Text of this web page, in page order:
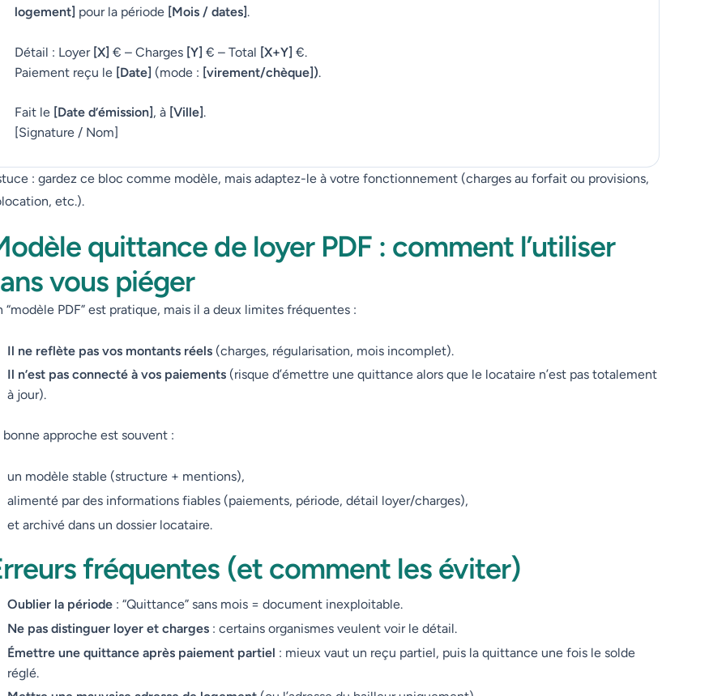
logement] pour la période [Mois / dates].
Détail : Loyer [X] € – Charges [Y] € – Total [X+Y] €.
Paiement reçu le [Date] (mode : [virement/chèque]).
Fait le [Date d’émission], à [Ville].
[Signature / Nom]
: gardez ce bloc comme modèle, mais adaptez-le à votre fonctionnement (charges au forfait ou provisions,
etc.).
quittance de loyer PDF : comment l’utiliser
vous piéger
“modèle PDF” est pratique, mais il a deux limites fréquentes :
Il ne reflète pas vos montants réels (charges, régularisation, mois incomplet).
Il n’est pas connecté à vos paiements (risque d’émettre une quittance alors que le locataire n’est pas totalement
à jour).
bonne approche est souvent :
un modèle stable (structure + mentions),
alimenté par des informations fiables (paiements, période, détail loyer/charges),
et archivé dans un dossier locataire.
fréquentes (et comment les éviter)
Oublier la période : “Quittance” sans mois = document inexploitable.
Ne pas distinguer loyer et charges : certains organismes veulent voir le détail.
Émettre une quittance après paiement partiel : mieux vaut un reçu partiel, puis la quittance une fois le solde
réglé.